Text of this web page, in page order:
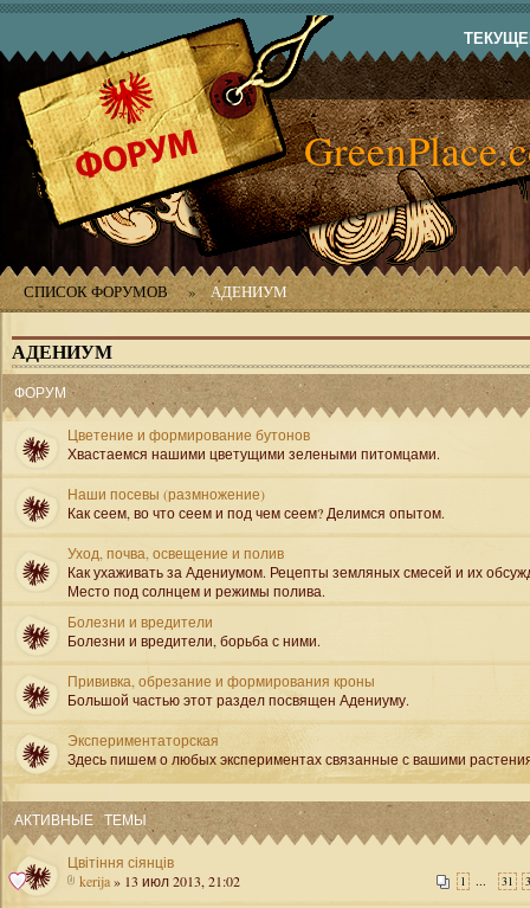
СПИСОК ФОРУМОВ » АДЕНИУМ
АДЕНИУМ
ФОРУМ
Цветение и формирование бутонов
Хвастаемся нашими цветущими зелеными питомцами.
Наши посевы (размножение)
Как сеем, во что сеем и под чем сеем? Делимся опытом.
Уход, почва, освещение и полив
Как ухаживать за Адениумом. Рецепты земляных смесей и их
Место под солнцем и режимы полива.
Болезни и вредители
Болезни и вредители, борьба с ними.
Прививка, обрезание и формирования кроны
Большой частью этот раздел посвящен Адениуму.
Экспериментаторская
Здесь пишем о любых экспериментах связанные с вашими
АКТИВНЫЕ ТЕМЫ
Цвітіння сіянців
1 ... 31
kerija» 13 июл 2013, 21:02